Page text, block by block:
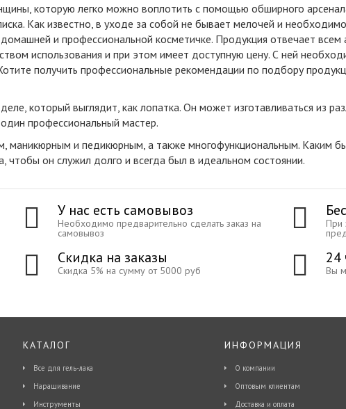
которую легко можно воплотить с помощью обширного
Как известно, в уходе за собой не бывает мелочей и
и профессиональной косметичке. Продукция отвечает всем
использования и при этом имеет доступную цену. С ней
получить профессиональные рекомендации по подбору
который выглядит, как лопатка. Он может изготавливаться из
профессиональный мастер.
маникюрным и педикюрным, а также многофункциональным. Каким
чтобы он служил долго и всегда был в идеальном состоянии.
У нас есть самовывоз
Необходимо предварительно сделать заказ на
самовывоз
При
Скидка на заказы
Скидка 5% на сумму от 5000 руб
24
Вы
КАТАЛОГ
Все для гель-лака
Наращивание
Инструменты
ИНФОРМАЦИЯ
О компании
Оптовым клиентам
Доставка и оплата